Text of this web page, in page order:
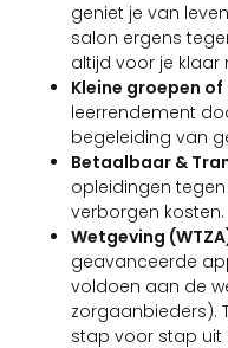
geniet je van
salon ergens
altijd voor je klaar
Kleine groepen of
leerrendement
begeleiding van
Betaalbaar &
opleidingen
verborgen kosten.
Wetgeving
geavanceerde
voldoen aan de
zorgaanbieders).
stap voor stap uit